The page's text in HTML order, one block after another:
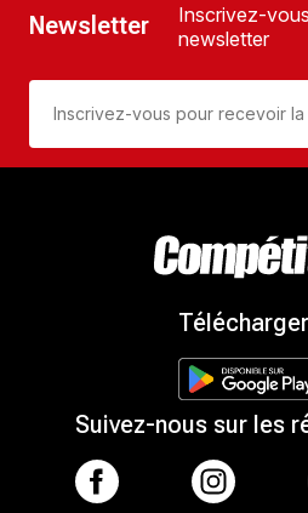
Newsletter
Inscrivez-
newsletter
Suivez-nous sur les